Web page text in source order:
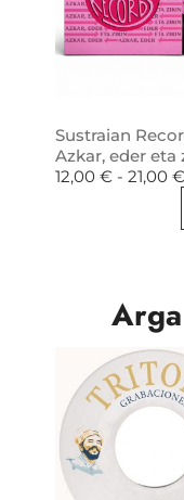
Sustraian
Azkar, eder eta
12,00 € - 21,00 €